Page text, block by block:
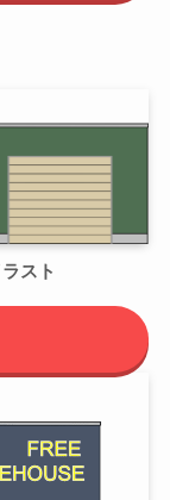
スト